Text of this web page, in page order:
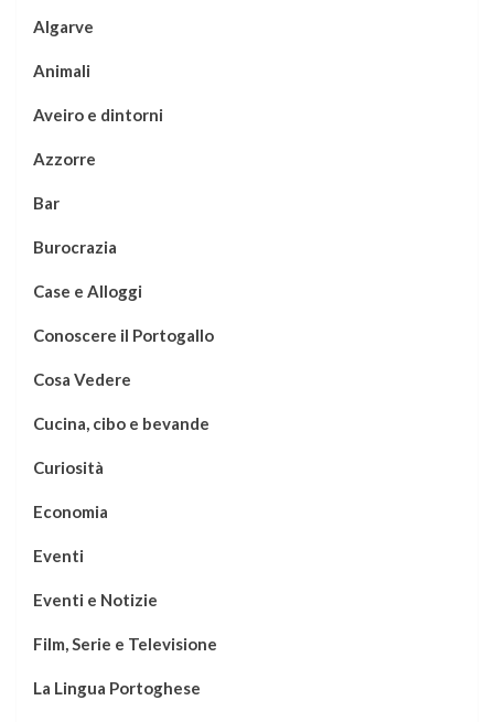
Algarve
Animali
Aveiro e dintorni
Azzorre
Bar
Burocrazia
Case e Alloggi
Conoscere il Portogallo
Cosa Vedere
Cucina, cibo e bevande
Curiosità
Economia
Eventi
Eventi e Notizie
Film, Serie e Televisione
La Lingua Portoghese